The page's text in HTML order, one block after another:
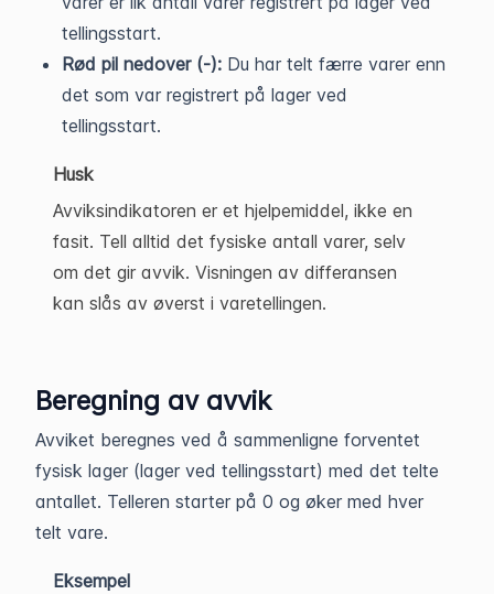
tellingsstart.
Rød pil nedover (-): Du har telt færre varer enn
det som var registrert på lager ved
tellingsstart.
Husk
Avviksindikatoren er et hjelpemiddel, ikke en
fasit. Tell alltid det fysiske antall varer, selv
om det gir avvik. Visningen av differansen
kan slås av øverst i varetellingen.
Beregning av avvik
Avviket beregnes ved å sammenligne forventet
fysisk lager (lager ved tellingsstart) med det telte
antallet. Telleren starter på 0 og øker med hver
telt vare.
Eksempel